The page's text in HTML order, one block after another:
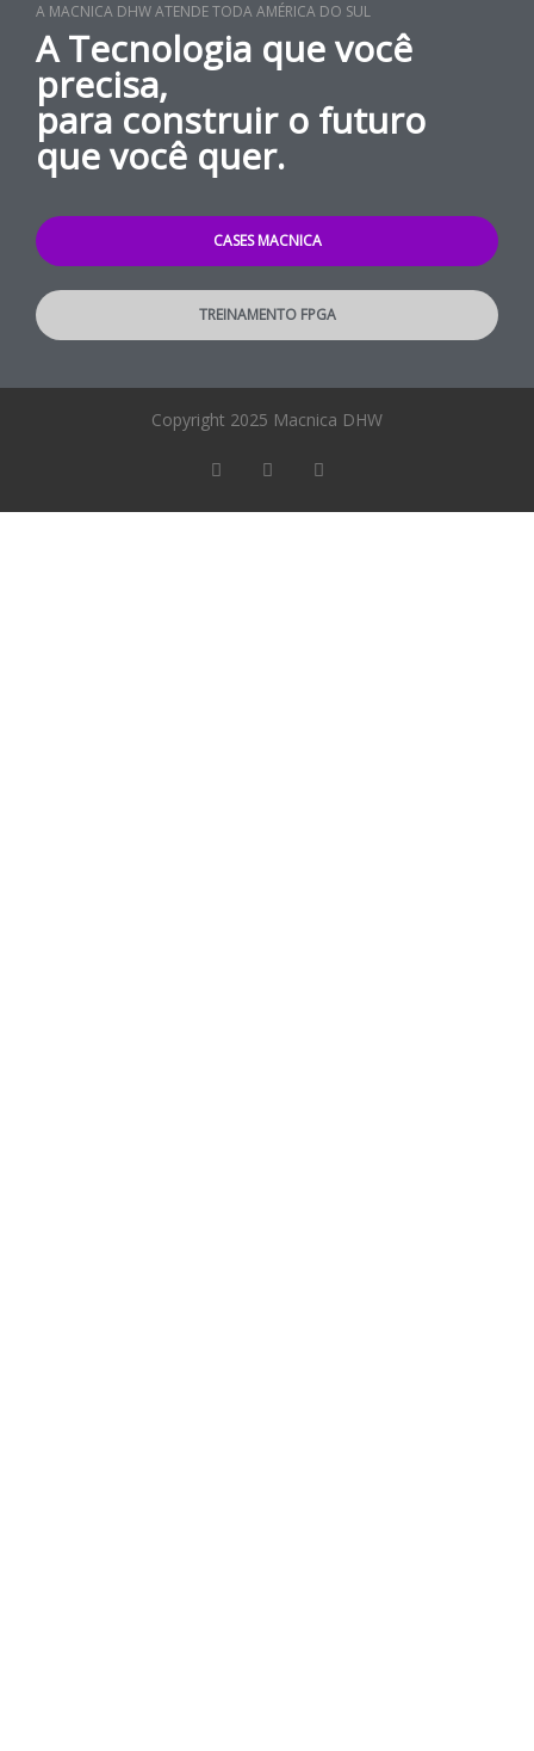
A MACNICA DHW ATENDE TODA AMÉRICA DO SUL
A Tecnologia que você
precisa,
para construir o futuro
que você quer.
CASES MACNICA
TREINAMENTO FPGA
Copyright 2025 Macnica DHW